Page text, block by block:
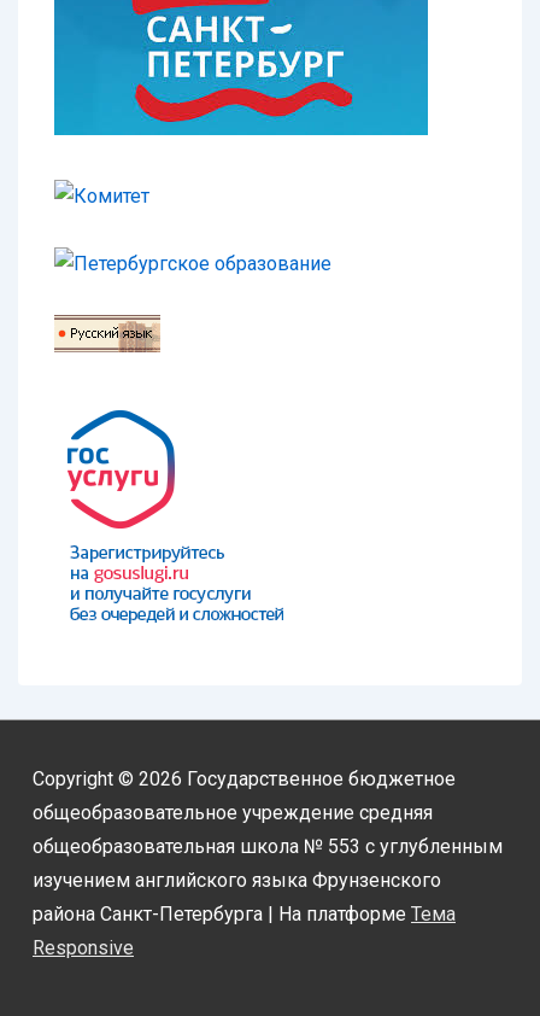
Copyright © 2026 Государственное бюджетное
общеобразовательное учреждение средняя
общеобразовательная школа № 553 с углубленным
изучением английского языка Фрунзенского
района Санкт-Петербурга | На платформе Тема
Responsive